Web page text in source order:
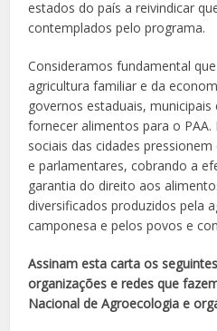
estados do país a reivindicar
contemplados pelo programa.
Consideramos fundamental
agricultura familiar e da
governos estaduais,
fornecer alimentos para o
sociais das cidades
e parlamentares, cobrando a
garantia do direito aos
diversificados produzidos pela
camponesa e pelos povos e
Assinam esta carta os
organizações e redes que
Nacional de Agroecologia e